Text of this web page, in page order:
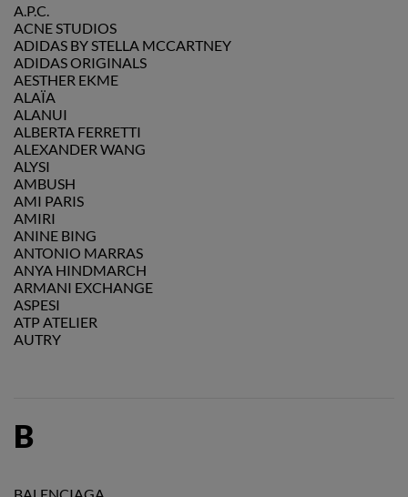
A.P.C.
ACNE STUDIOS
ADIDAS BY STELLA MCCARTNEY
ADIDAS ORIGINALS
AESTHER EKME
ALAÏA
ALANUI
ALBERTA FERRETTI
ALEXANDER WANG
ALYSI
AMBUSH
AMI PARIS
AMIRI
ANINE BING
ANTONIO MARRAS
ANYA HINDMARCH
ARMANI EXCHANGE
ASPESI
ATP ATELIER
AUTRY
B